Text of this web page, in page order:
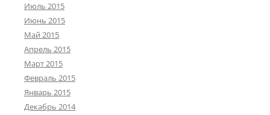
Июль 2015
Июнь 2015
Май 2015
Апрель 2015
Март 2015
Февраль 2015
Январь 2015
Декабрь 2014